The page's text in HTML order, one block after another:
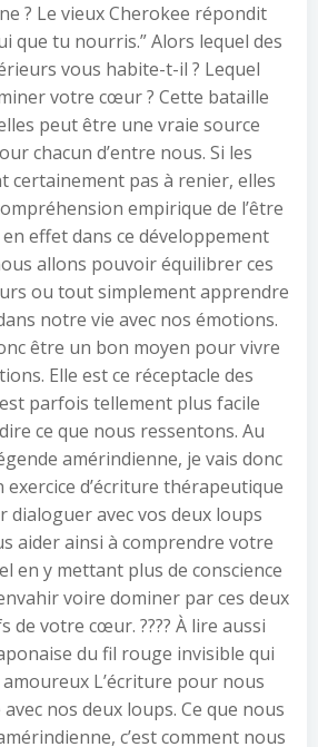
? Le vieux Cherokee répondit
que tu nourris.” Alors lequel des
vous habite-t-il ? Lequel
votre cœur ? Cette bataille
peut être une vraie source
chacun d’entre nous. Si les
certainement pas à renier, elles
empirique de l’être
en effet dans ce développement
allons pouvoir équilibrer ces
ou tout simplement apprendre
notre vie avec nos émotions.
être un bon moyen pour vivre
Elle est ce réceptacle des
parfois tellement plus facile
ce que nous ressentons. Au
amérindienne, je vais donc
d’écriture thérapeutique
dialoguer avec vos deux loups
aider ainsi à comprendre votre
en y mettant plus de conscience
voire dominer par ces deux
de votre cœur. ???? À lire aussi
du fil rouge invisible qui
L’écriture pour nous
nos deux loups. Ce que nous
c’est comment nous